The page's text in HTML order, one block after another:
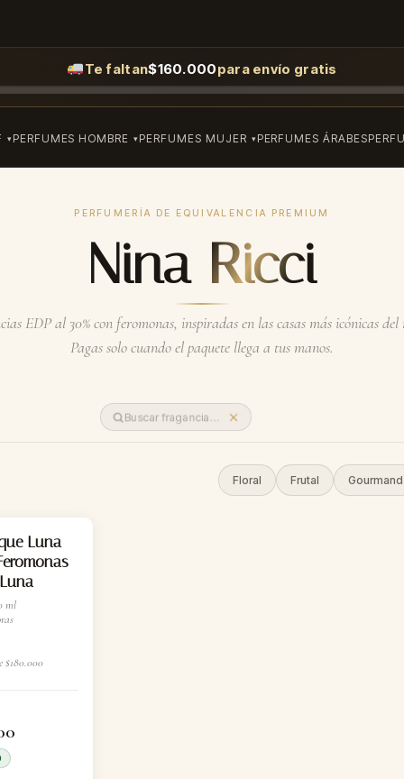
Te faltan$160.000para envío gratis
PERFUMES HOMBRE PERFUMES MUJER PERFUMES ÁRABES
PERFUMERÍA DE EQUIVALENCIA PREMIUM
Nina Ricci
EDP al 30% con feromonas, inspiradas en las casas más icónicas
Pagas solo cuando el paquete llega a tus manos.
Floral Frutal Gourmand
Luna
ml
$180.000